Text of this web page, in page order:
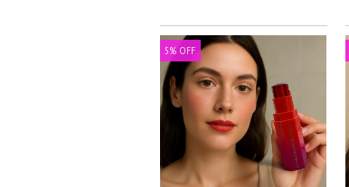
5%OFF